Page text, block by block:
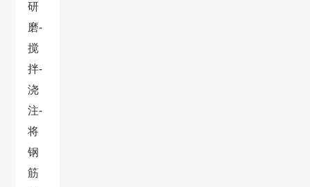
研
磨-
搅
拌-
浇
注-
将
钢
筋